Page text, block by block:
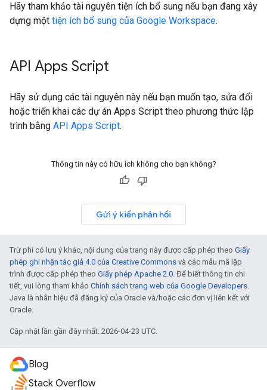
Hãy tham khảo tài nguyên tiện ích bổ sung nếu bạn đang xây
dựng một tiện ích bổ sung của Google Workspace.
API Apps Script
Hãy sử dụng các tài nguyên này nếu bạn muốn tạo, sửa đổi
hoặc triển khai các dự án Apps Script theo phương thức lập
trình bằng API Apps Script.
Thông tin này có hữu ích không cho bạn không?
Gửi ý kiến phản hồi
Trừ phi có lưu ý khác, nội dung của trang này được cấp phép theo Giấy
phép ghi nhận tác giả 4.0 của Creative Commons và các mẫu mã lập
trình được cấp phép theo Giấy phép Apache 2.0. Để biết thông tin chi
tiết, vui lòng tham khảo Chính sách trang web của Google Developers.
Java là nhãn hiệu đã đăng ký của Oracle và/hoặc các đơn vị liên kết với
Oracle.
Cập nhật lần gần đây nhất: 2026-04-23 UTC.
Blog
Stack Overflow